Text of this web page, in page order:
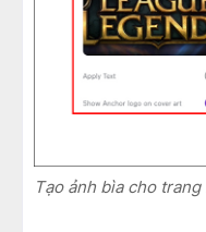
Tạo ảnh bìa cho trang